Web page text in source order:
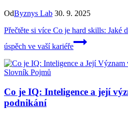
OdByznys Lab 30. 9. 2025
Přečtěte si více Co je hard skills: Jaké
úspěch ve vaší kariéře
Slovník Pojmů
Co je IQ: Inteligence a její
podnikání